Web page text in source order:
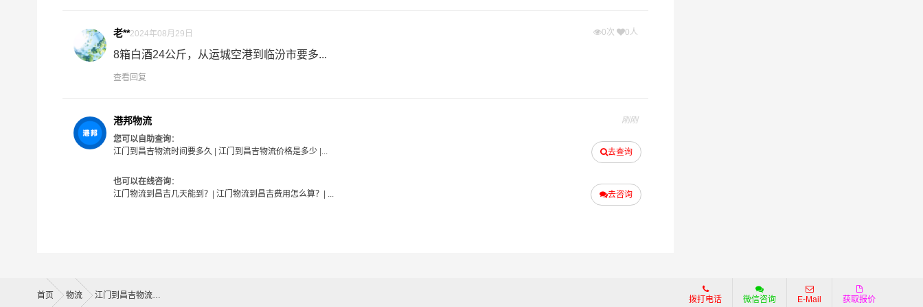
供优质高效的江门到昌吉的专线物流运输服务。江门到昌吉货运专线是港邦的优质品牌服务，我们一直多年的在为各行各
业提供我们的物流服务，也得到了很多客户的认可和口碑相传，如果您有意向选择我们，我们非常乐意为您解决物流相关
问题。当然，还有很多优秀的
老**2024年08月29日 0次 0人
8箱白酒24公斤，从运城空港到临汾市要多...
查看回复
港邦物流 刚刚
去查询
您可以自助查询：
江门到昌吉物流时间要多久
江门到昌吉物流价格是多少|...
去咨询
也可以在线咨询：
江门物流到昌吉几天能到？
江门物流到昌吉费用怎么算？ | ...
首页 物流 江门到昌吉物流公司 拨打电话 微信咨询 E-Mail 获取报价